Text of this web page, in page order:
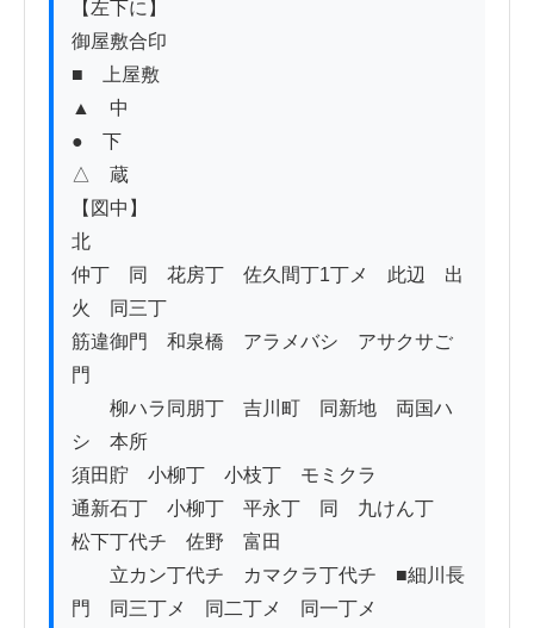
【左下に】
御屋敷合印
■　上屋敷
▲　中
●　下
△　蔵
【図中】
北
仲丁　同　花房丁　佐久間丁1丁メ　此辺ゟ出
火　同三丁
筋違御門　和泉橋　アラメバシ　アサクサご
門
柳ハラ同朋丁　吉川町　同新地　両国ハ
シ　本所
須田貯　小柳丁　小枝丁　モミクラ
通新石丁　小柳丁　平永丁　同　九けん丁
松下丁代チ　佐野　富田
立カン丁代チ　カマクラ丁代チ　■細川長
門　同三丁メ　同二丁メ　同一丁メ